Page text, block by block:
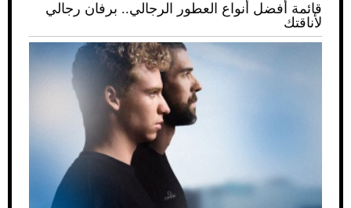
قائمة أفضل أنواع العطور الرجالي.. برفان رجالي
لأناقتك